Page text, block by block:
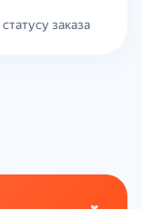
заказа